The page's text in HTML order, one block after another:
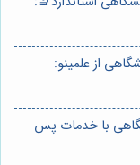
از علمینو:
با خدمات پس